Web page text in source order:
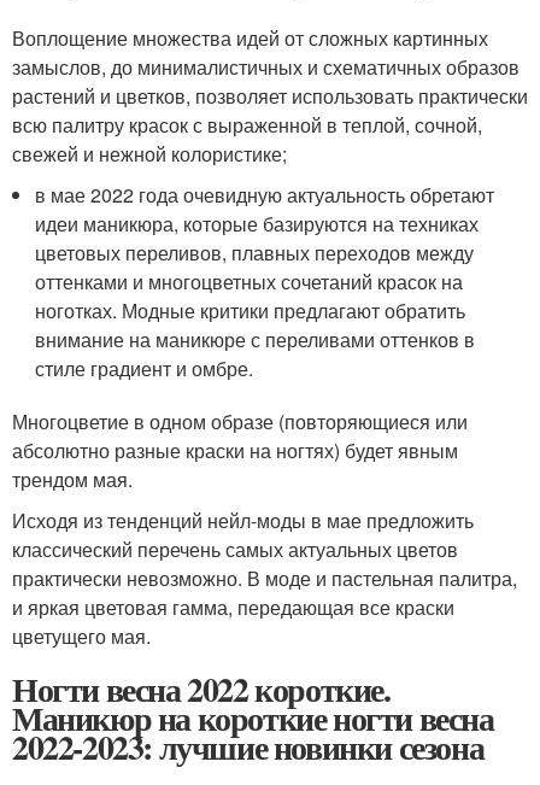
Воплощение множества идей от сложных картинных
замыслов, до минималистичных и схематичных образов
растений и цветков, позволяет использовать практически
всю палитру красок с выраженной в теплой, сочной,
свежей и нежной колористике;
в мае 2022 года очевидную актуальность обретают
идеи маникюра, которые базируются на техниках
цветовых переливов, плавных переходов между
оттенками и многоцветных сочетаний красок на
ноготках. Модные критики предлагают обратить
внимание на маникюре с переливами оттенков в
стиле градиент и омбре.
Многоцветие в одном образе (повторяющиеся или
абсолютно разные краски на ногтях) будет явным
трендом мая.
Исходя из тенденций нейл-моды в мае предложить
классический перечень самых актуальных цветов
практически невозможно. В моде и пастельная палитра,
и яркая цветовая гамма, передающая все краски
цветущего мая.
Ногти весна 2022 короткие.
Маникюр на короткие ногти весна
2022-2023: лучшие новинки сезона